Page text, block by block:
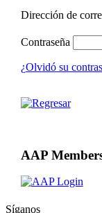
Dirección de
Contraseña
¿Olvidó su
AAP
Síganos